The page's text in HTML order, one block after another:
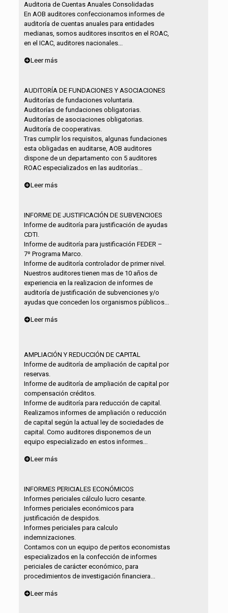
Auditoria de Cuentas Anuales Consolidadas
En AOB auditores confeccionamos informes de
auditoría de cuentas anuales para entidades
medianas, somos auditores inscritos en el ROAC,
en el ICAC, auditores nacionales...
Leer más
AUDITORÍA DE FUNDACIONES Y ASOCIACIONES
Auditorías de fundaciones voluntaria.
Auditorías de fundaciones obligatorias.
Auditorías de asociaciones obligatorias.
Auditoría de cooperativas.
Tras cumplir los requisitos, algunas fundaciones
esta obligadas en auditarse, AOB auditores
dispone de un departamento con 5 auditores
ROAC especializados en las auditorías...
Leer más
INFORME DE JUSTIFICACIÓN DE SUBVENCIOES
Informe de auditoría para justificación de ayudas
CDTI.
Informe de auditoría para justificación FEDER –
7º Programa Marco.
Informe de auditoría controlador de primer nivel.
Nuestros auditores tienen mas de 10 años de
experiencia en la realizacion de informes de
auditoría de justificación de subvenciones y/o
ayudas que conceden los organismos públicos...
Leer más
AMPLIACIÓN Y REDUCCIÓN DE CAPITAL
Informe de auditoría de ampliación de capital por
reservas.
Informe de auditoría de ampliación de capital por
compensación créditos.
Informe de auditoría para reducción de capital.
Realizamos informes de ampliación o reducción
de capital según la actual ley de sociedades de
capital. Como auditores disponemos de un
equipo especializado en estos informes...
Leer más
INFORMES PERICIALES ECONÓMICOS
Informes periciales cálculo lucro cesante.
Informes periciales económicos para
justificación de despidos.
Informes periciales para calculo
indemnizaciones.
Contamos con un equipo de peritos economistas
especializados en la confección de informes
periciales de carácter económico, para
procedimientos de investigación financiera...
Leer más